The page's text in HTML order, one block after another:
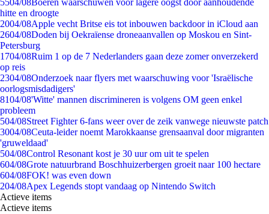
5504/08Boeren waarschuwen voor lagere oogst door aanhoudende
hitte en droogte
2004/08Apple vecht Britse eis tot inbouwen backdoor in iCloud aan
2604/08Doden bij Oekraïense droneaanvallen op Moskou en Sint-
Petersburg
1704/08Ruim 1 op de 7 Nederlanders gaan deze zomer onverzekerd
op reis
2304/08Onderzoek naar flyers met waarschuwing voor 'Israëlische
oorlogsmisdadigers'
8104/08'Witte' mannen discrimineren is volgens OM geen enkel
probleem
504/08Street Fighter 6-fans weer over de zeik vanwege nieuwste patch
3004/08Ceuta-leider noemt Marokkaanse grensaanval door migranten
'gruweldaad'
504/08Control Resonant kost je 30 uur om uit te spelen
604/08Grote natuurbrand Boschhuizerbergen groeit naar 100 hectare
604/08FOK! was even down
204/08Apex Legends stopt vandaag op Nintendo Switch
Actieve items
Actieve items